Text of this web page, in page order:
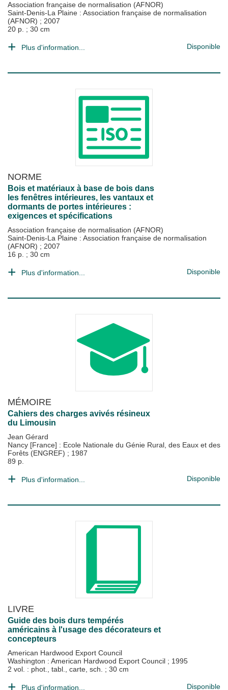
Association française de normalisation (AFNOR)
Saint-Denis-La Plaine : Association française de normalisation
(AFNOR) ; 2007
20 p. ; 30 cm
Plus d'information... Disponible
NORME
Bois et matériaux à base de bois dans
les fenêtres intérieures, les vantaux et
dormants de portes intérieures :
exigences et spécifications
Association française de normalisation (AFNOR)
Saint-Denis-La Plaine : Association française de normalisation
(AFNOR) ; 2007
16 p. ; 30 cm
Plus d'information... Disponible
MÉMOIRE
Cahiers des charges avivés résineux
du Limousin
Jean Gérard
Nancy [France] : Ecole Nationale du Génie Rural, des Eaux et des
Forêts (ENGREF) ; 1987
89 p.
Plus d'information... Disponible
LIVRE
Guide des bois durs tempérés
américains à l'usage des décorateurs et
concepteurs
American Hardwood Export Council
Washington : American Hardwood Export Council ; 1995
2 vol. : phot., tabl., carte, sch. ; 30 cm
Plus d'information... Disponible